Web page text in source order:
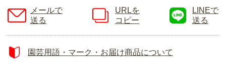
メールで
送る
URLを
コピー
LINEで
送る
園芸用語・マーク・お届け商品について